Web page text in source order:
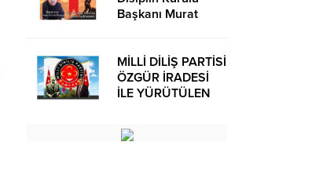
Başkanı Murat
Basın Açıklaması
MİLLİ DİLİŞ PARTİSİ
ÖZGÜR İRADESİ
İLE YÜRÜTÜLEN
OLUŞUMUDUR